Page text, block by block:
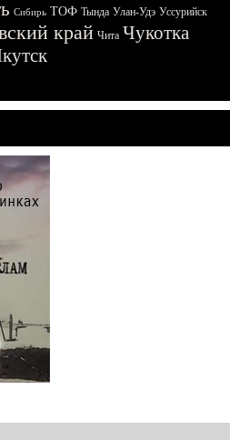
Сибирь ТОФ Тында Улан-Удэ Уссурийск
край Чита Чукотка